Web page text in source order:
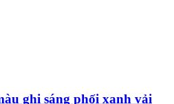
ghi sáng phối xanh vải